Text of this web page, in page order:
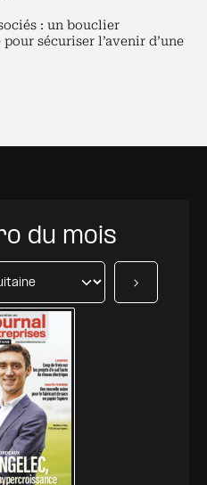
: un bouclier
sécuriser l’avenir d’une
du mois
Suivant